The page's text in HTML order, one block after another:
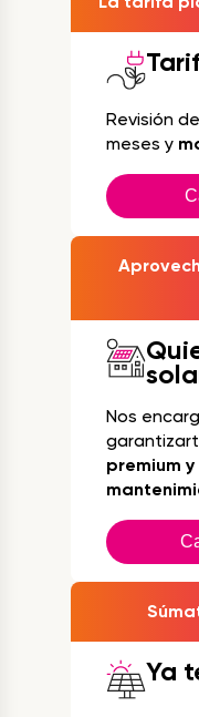
Revisión
meses y
Nos
premium
Ya